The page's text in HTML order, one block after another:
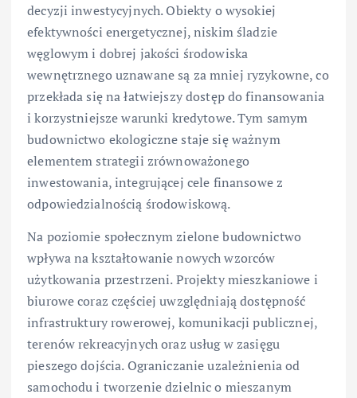
decyzji inwestycyjnych. Obiekty o wysokiej
efektywności energetycznej, niskim śladzie
węglowym i dobrej jakości środowiska
wewnętrznego uznawane są za mniej ryzykowne, co
przekłada się na łatwiejszy dostęp do finansowania
i korzystniejsze warunki kredytowe. Tym samym
budownictwo ekologiczne staje się ważnym
elementem strategii zrównoważonego
inwestowania, integrującej cele finansowe z
odpowiedzialnością środowiskową.
Na poziomie społecznym zielone budownictwo
wpływa na kształtowanie nowych wzorców
użytkowania przestrzeni. Projekty mieszkaniowe i
biurowe coraz częściej uwzględniają dostępność
infrastruktury rowerowej, komunikacji publicznej,
terenów rekreacyjnych oraz usług w zasięgu
pieszego dojścia. Ograniczanie uzależnienia od
samochodu i tworzenie dzielnic o mieszanym